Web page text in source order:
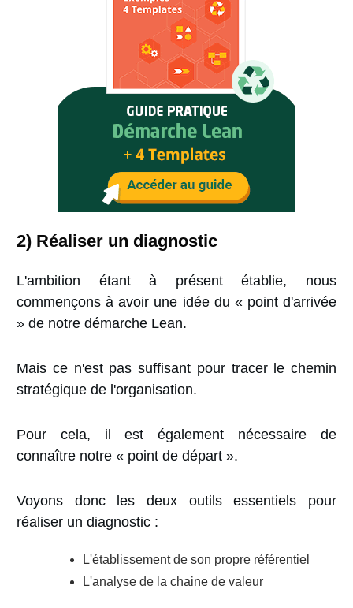
2) Réaliser un diagnostic
L'ambition étant à présent établie, nous
commençons à avoir une idée du « point d'arrivée
» de notre démarche Lean.
Mais ce n'est pas suffisant pour tracer le chemin
stratégique de l'organisation.
Pour cela, il est également nécessaire de
connaître notre « point de départ ».
Voyons donc les deux outils essentiels pour
réaliser un diagnostic :
L'établissement de son propre référentiel
L'analyse de la chaine de valeur